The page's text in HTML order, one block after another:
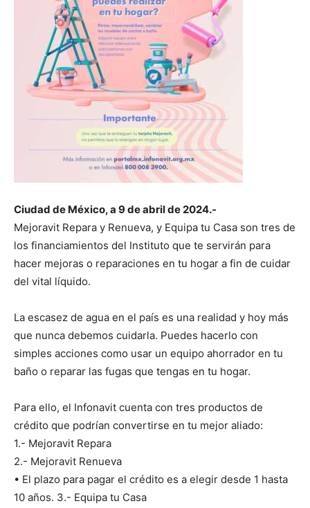
Ciudad de México, a 9 de abril de 2024.-
Mejoravit Repara y Renueva, y Equipa tu Casa son tres de
los financiamientos del Instituto que te servirán para
hacer mejoras o reparaciones en tu hogar a fin de cuidar
del vital líquido.
La escasez de agua en el país es una realidad y hoy más
que nunca debemos cuidarla. Puedes hacerlo con
simples acciones como usar un equipo ahorrador en tu
baño o reparar las fugas que tengas en tu hogar.
Para ello, el Infonavit cuenta con tres productos de
crédito que podrían convertirse en tu mejor aliado:
1.- Mejoravit Repara
2.- Mejoravit Renueva
• El plazo para pagar el crédito es a elegir desde 1 hasta
10 años. 3.- Equipa tu Casa